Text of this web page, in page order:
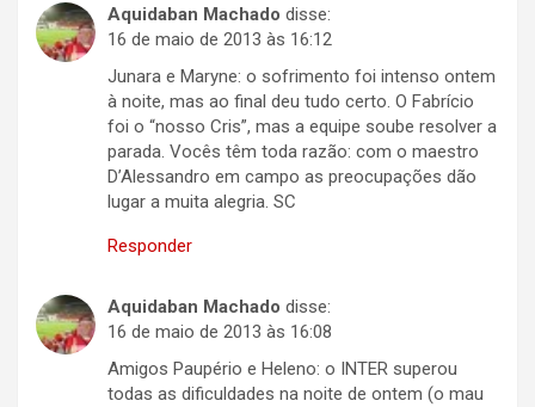
Aquidaban Machado disse:
16 de maio de 2013 às 16:12
Junara e Maryne: o sofrimento foi intenso ontem
à noite, mas ao final deu tudo certo. O Fabrício
foi o “nosso Cris”, mas a equipe soube resolver a
parada. Vocês têm toda razão: com o maestro
D’Alessandro em campo as preocupações dão
lugar a muita alegria. SC
Responder
Aquidaban Machado disse:
16 de maio de 2013 às 16:08
Amigos Paupério e Heleno: o INTER superou
todas as dificuldades na noite de ontem (o mau